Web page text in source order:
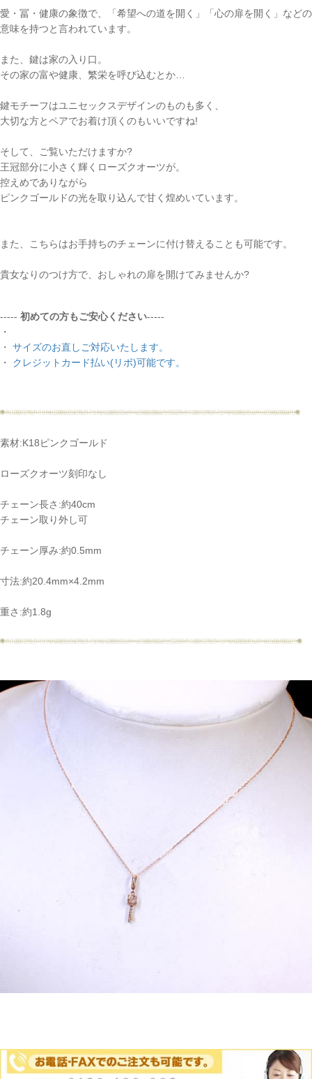
愛・冨・健康の象徴で、「希望への道を開く」「心の扉を開く」などの
意味を持つと言われています。
また、鍵は家の入り口。
その家の富や健康、繁栄を呼び込むとか…
鍵モチーフはユニセックスデザインのものも多く、
大切な方とペアでお着け頂くのもいいですね!
そして、ご覧いただけますか?
王冠部分に小さく輝くローズクオーツが。
控えめでありながら
ピンクゴールドの光を取り込んで甘く煌めいています。
また、こちらはお手持ちのチェーンに付け替えることも可能です。
貴女なりのつけ方で、おしゃれの扉を開けてみませんか?
----- 初めての方もご安心ください-----
・
・ サイズのお直しご対応いたします。
・ クレジットカード払い(リボ)可能です。
素材:K18ピンクゴールド
ローズクオーツ刻印なし
チェーン長さ:約40cm
チェーン取り外し可
チェーン厚み:約0.5mm
寸法:約20.4mm×4.2mm
重さ:約1.8g
ご注文手続き